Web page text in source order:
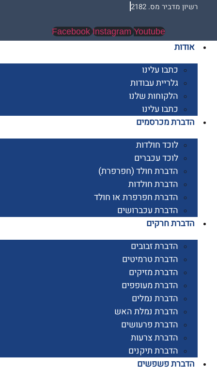
מדביר מס. 2182
Facebook Instagram
כתבו עלינו
גלריית עבודות
הלקוחות שלנו
כתבו עלינו
מכרסמים
לוכד חולדות
לוכד עכברים
הדברת חולד (חפרפרת)
הדברת חולדות
הדברת חפרפרת או חולד
הדברת עכברושים
חרקים
הדברת זבובים
הדברת טרמיטים
הדברת מזיקים
הדברת מעופפים
הדברת נמלים
הדברת נמלת האש
הדברת פרעושים
הדברת צרעות
הדברת תיקנים
פשפשים